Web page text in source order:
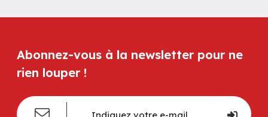
Abonnez-vous à la newsletter pour ne
rien louper !